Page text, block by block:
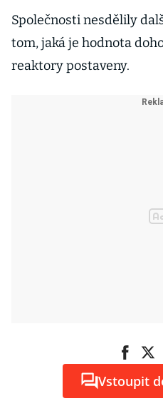
Společnosti nesdělily
tom, jaká je hodnota
reaktory postaveny.
Vstoupit